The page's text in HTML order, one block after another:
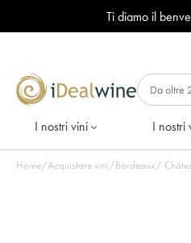
Ti diamo il
I nostri vini I nostri
Home/Acquistare vini/Bordeaux/